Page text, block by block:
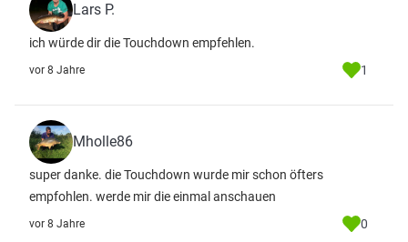
Lars P.
ich würde dir die Touchdown empfehlen.
vor 8 Jahre 1
Mholle86
super danke. die Touchdown wurde mir schon öfters
empfohlen. werde mir die einmal anschauen
vor 8 Jahre 0